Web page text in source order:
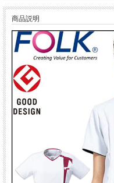
商品説明